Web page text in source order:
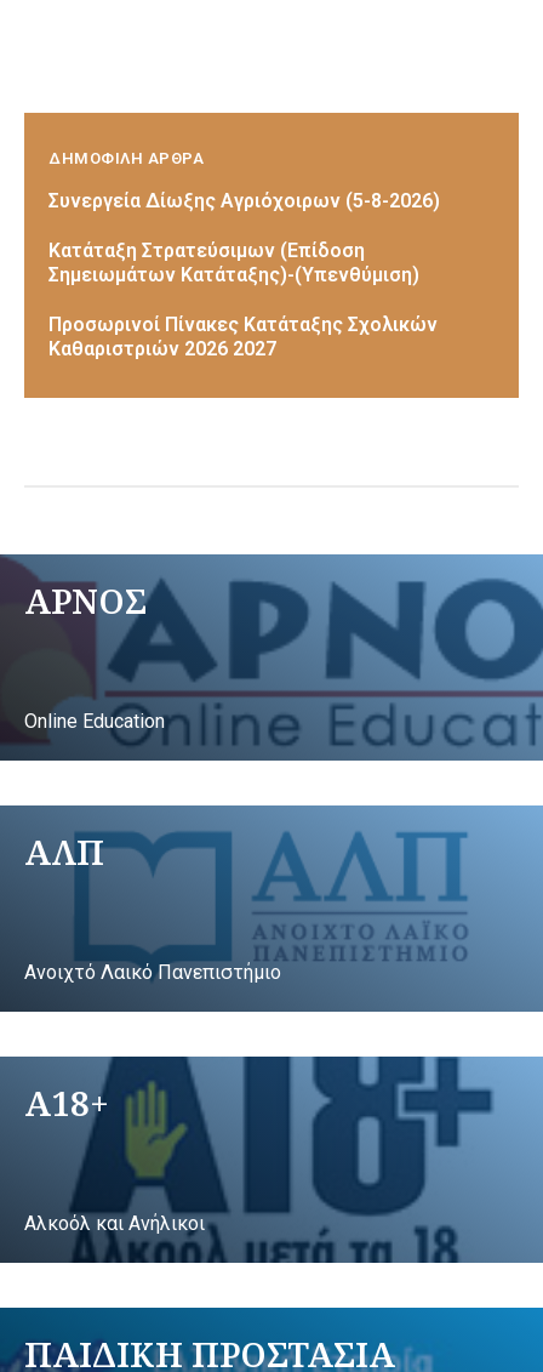
ΔΗΜΟΦΙΛΗ ΑΡΘΡΑ
Συνεργεία Δίωξης Αγριόχοιρων (5-8-2026)
Κατάταξη Στρατεύσιμων (Επίδοση
Σημειωμάτων Κατάταξης)-(Υπενθύμιση)
Προσωρινοί Πίνακες Κατάταξης Σχολικών
Καθαριστριών 2026 2027
ΑΡΝΟΣ
Online Education
ΑΛΠ
Ανοιχτό Λαικό Πανεπιστήμιο
A18+
Αλκοόλ και Ανήλικοι
ΠΑΙΔΙΚΗ ΠΡΟΣΤΑΣΙΑ